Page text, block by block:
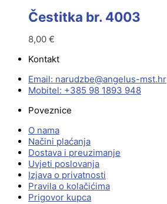
Čestitka br. 4003
8,00 €
Kontakt
Email:
rh.tsm-sulegna
@ebzduran
Mobitel: +385 98 1893 948
Poveznice
O nama
Načini plaćanja
Dostava i preuzimanje
Uvjeti poslovanja
Izjava o privatnosti
Pravila o kolačićima
Prigovor kupca